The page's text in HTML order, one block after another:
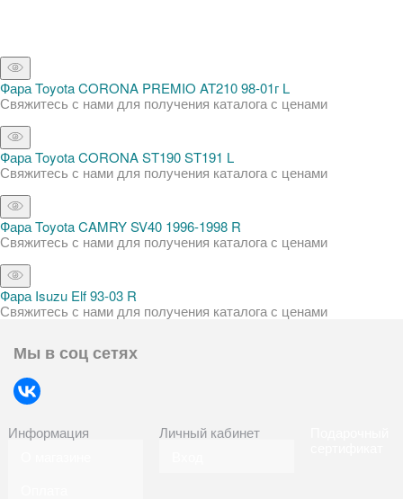
Фара Toyota CORONA PREMIO AT210 98-01г L
Свяжитесь с нами для получения каталога с ценами
Фара Toyota CORONA ST190 ST191 L
Свяжитесь с нами для получения каталога с ценами
Фара Toyota CAMRY SV40 1996-1998 R
Свяжитесь с нами для получения каталога с ценами
Фара Isuzu Elf 93-03 R
Свяжитесь с нами для получения каталога с ценами
Мы в соц сетях
Информация
Личный кабинет